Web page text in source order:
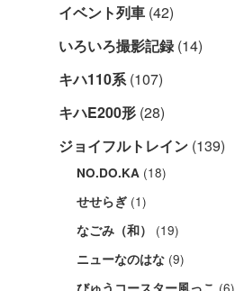
イベント列車 (42)
いろいろ撮影記録(14)
キハ110系(107)
キハE200形 (28)
ジョイフルトレイン (139)
NO.DO.KA (18)
せせらぎ (1)
なごみ（和） (19)
ニューなのはな (9)
(6)